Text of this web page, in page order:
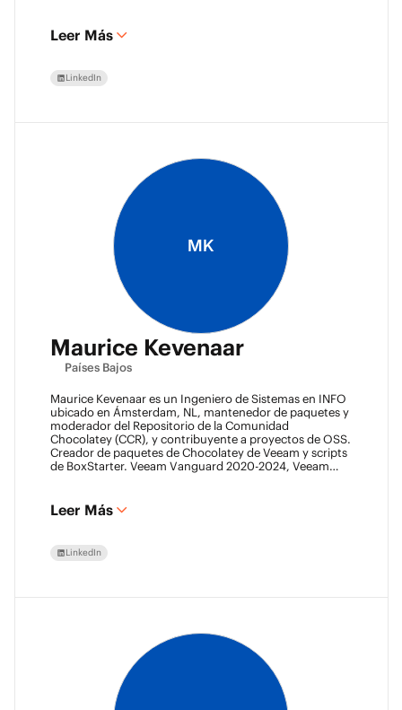
Leer Más
LinkedIn
MK
Maurice Kevenaar
Países Bajos
Maurice Kevenaar es un Ingeniero de Sistemas en INFO
ubicado en Ámsterdam, NL, mantenedor de paquetes y
moderador del Repositorio de la Comunidad
Chocolatey (CCR), y contribuyente a proyectos de OSS.
Creador de paquetes de Chocolatey de Veeam y scripts
de BoxStarter. Veeam Vanguard 2020-2024, Veeam
Veeam Community Hackathon.
Leer Más
LinkedIn